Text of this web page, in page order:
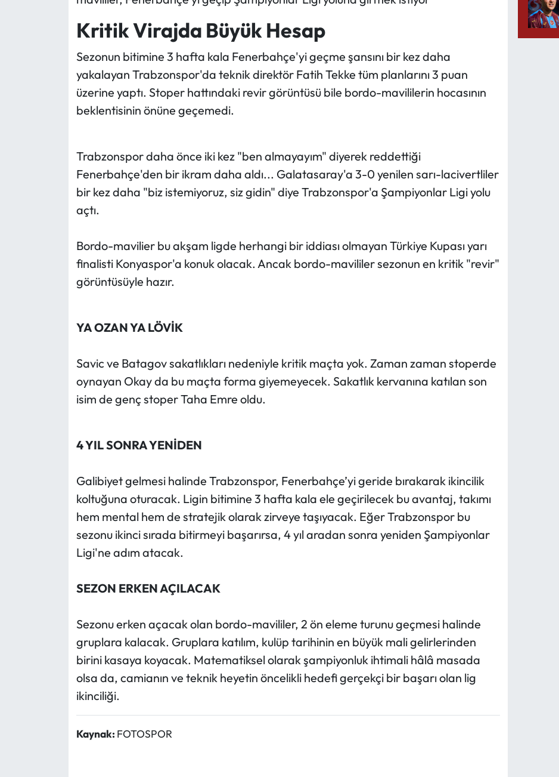
Kritik Virajda Büyük Hesap
Sezonun bitimine 3 hafta kala Fenerbahçe'yi geçme şansını bir kez daha
yakalayan Trabzonspor'da teknik direktör Fatih Tekke tüm planlarını 3 puan
üzerine yaptı. Stoper hattındaki revir görüntüsü bile bordo-mavililerin hocasının
beklentisinin önüne geçemedi.
Trabzonspor daha önce iki kez "ben almayayım" diyerek reddettiği
Fenerbahçe'den bir ikram daha aldı... Galatasaray'a 3-0 yenilen sarı-lacivertliler
bir kez daha "biz istemiyoruz, siz gidin" diye Trabzonspor'a Şampiyonlar Ligi yolu
açtı.
Bordo-mavilier bu akşam ligde herhangi bir iddiası olmayan Türkiye Kupası yarı
finalisti Konyaspor'a konuk olacak. Ancak bordo-mavililer sezonun en kritik "revir"
görüntüsüyle hazır.
YA OZAN YA LÖVİK
Savic ve Batagov sakatlıkları nedeniyle kritik maçta yok. Zaman zaman stoperde
oynayan Okay da bu maçta forma giyemeyecek. Sakatlık kervanına katılan son
isim de genç stoper Taha Emre oldu.
4 YIL SONRA YENİDEN
Galibiyet gelmesi halinde Trabzonspor, Fenerbahçe’yi geride bırakarak ikincilik
koltuğuna oturacak. Ligin bitimine 3 hafta kala ele geçirilecek bu avantaj, takımı
hem mental hem de stratejik olarak zirveye taşıyacak. Eğer Trabzonspor bu
sezonu ikinci sırada bitirmeyi başarırsa, 4 yıl aradan sonra yeniden Şampiyonlar
Ligi'ne adım atacak.
SEZON ERKEN AÇILACAK
Sezonu erken açacak olan bordo-mavililer, 2 ön eleme turunu geçmesi halinde
gruplara kalacak. Gruplara katılım, kulüp tarihinin en büyük mali gelirlerinden
birini kasaya koyacak. Matematiksel olarak şampiyonluk ihtimali hâlâ masada
olsa da, camianın ve teknik heyetin öncelikli hedefi gerçekçi bir başarı olan lig
ikinciliği.
Kaynak: FOTOSPOR